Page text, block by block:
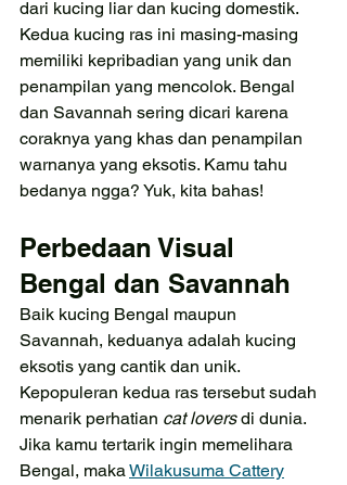
dari kucing liar dan kucing domestik.
Kedua kucing ras ini masing-masing
memiliki kepribadian yang unik dan
penampilan yang mencolok. Bengal
dan Savannah sering dicari karena
coraknya yang khas dan penampilan
warnanya yang eksotis. Kamu tahu
bedanya ngga? Yuk, kita bahas!
Perbedaan Visual
Bengal dan Savannah
Baik kucing Bengal maupun
Savannah, keduanya adalah kucing
eksotis yang cantik dan unik.
Kepopuleran kedua ras tersebut sudah
menarik perhatian cat lovers di dunia.
Jika kamu tertarik ingin memelihara
Bengal, maka Wilakusuma Cattery